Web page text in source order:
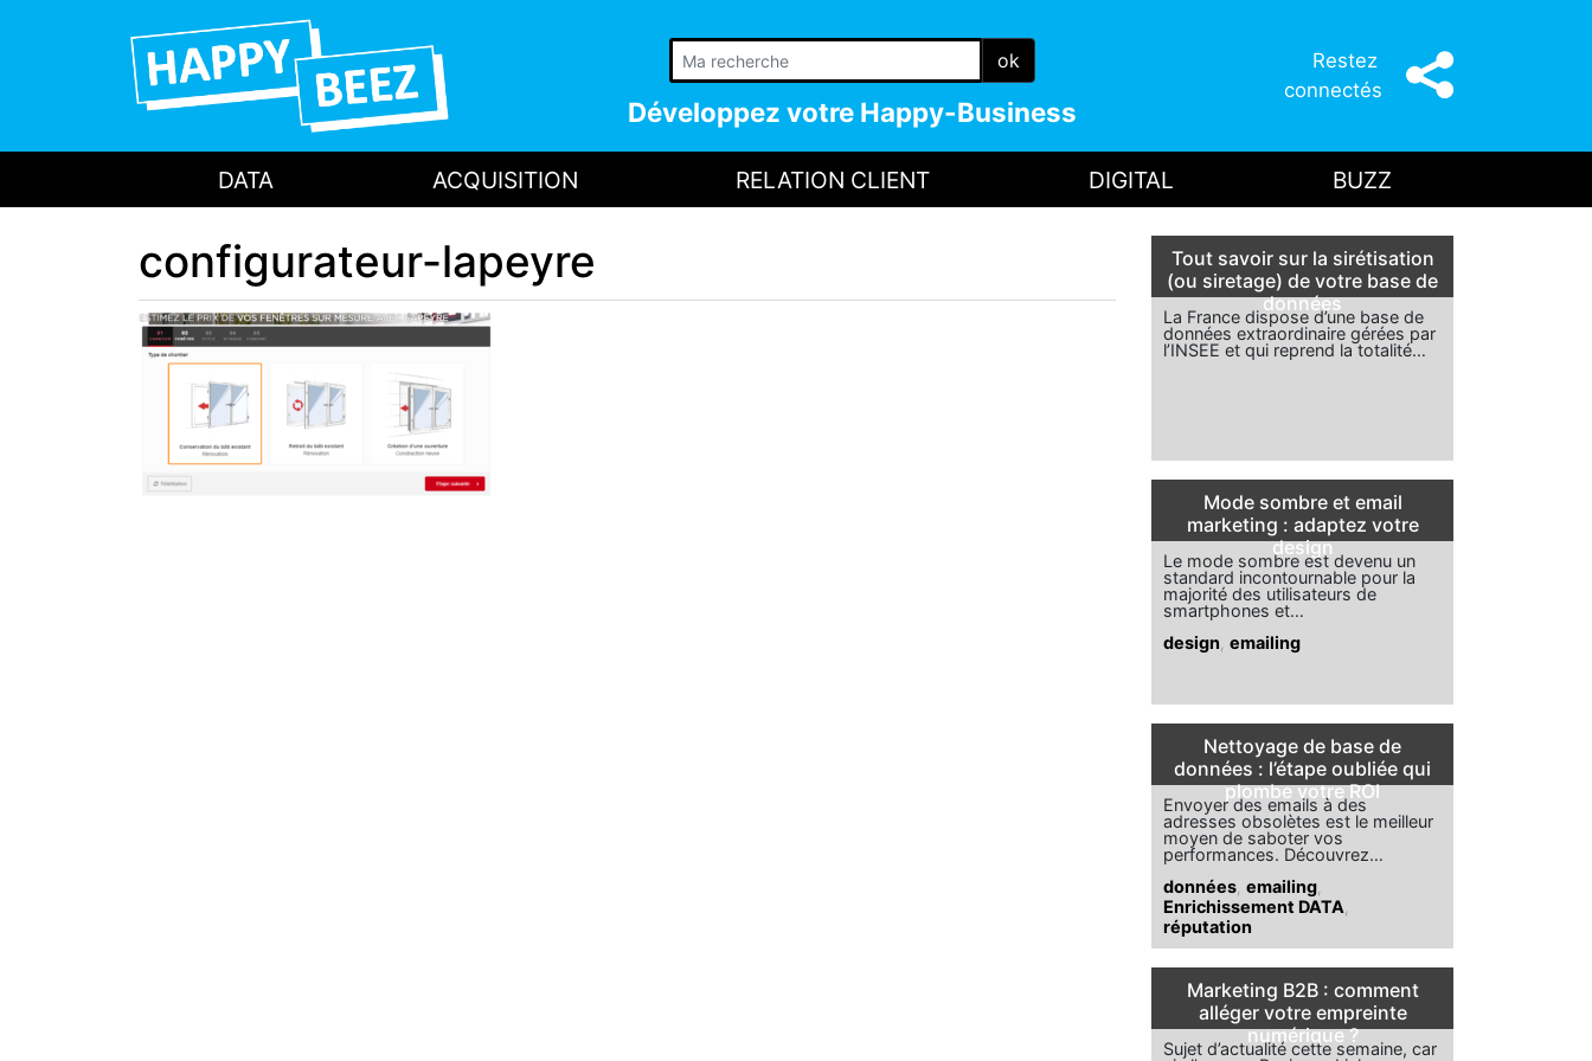
ok
Développez votre Happy-Business
Restez
connectés
DATA ACQUISITION RELATION CLIENT DIGITAL BUZZ
configurateur-lapeyre
Tout savoir sur la sirétisation
(ou siretage) de votre base de
données
La France dispose d’une base de
données extraordinaire gérées par
l’INSEE et qui reprend la totalité…
Mode sombre et email
marketing : adaptez votre
design
Le mode sombre est devenu un
standard incontournable pour la
majorité des utilisateurs de
smartphones et…
design emailing
Nettoyage de base de
données : l’étape oubliée qui
plombe votre ROI
Envoyer des emails à des
adresses obsolètes est le meilleur
moyen de saboter vos
performances. Découvrez…
données emailing
Enrichissement DATA
réputation
Marketing B2B : comment
alléger votre empreinte
numérique ?
Sujet d’actualité cette semaine, car